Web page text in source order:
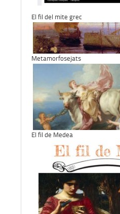
El fil del mite grec
Metamorfosejats
El fil de Medea